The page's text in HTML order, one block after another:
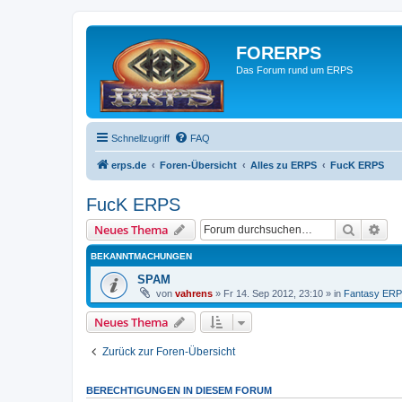
FORERPS
Das Forum rund um ERPS
Schnellzugriff FAQ
erps.de Foren-Übersicht Alles zu ERPS FucK ERPS
FucK ERPS
Neues Thema Suche
BEKANNTMACHUNGEN
SPAM
von vahrens » Fr 14. Sep 2012, 23:10 » in Fantasy
Neues Thema
Zurück zur Foren-Übersicht
BERECHTIGUNGEN IN DIESEM FORUM